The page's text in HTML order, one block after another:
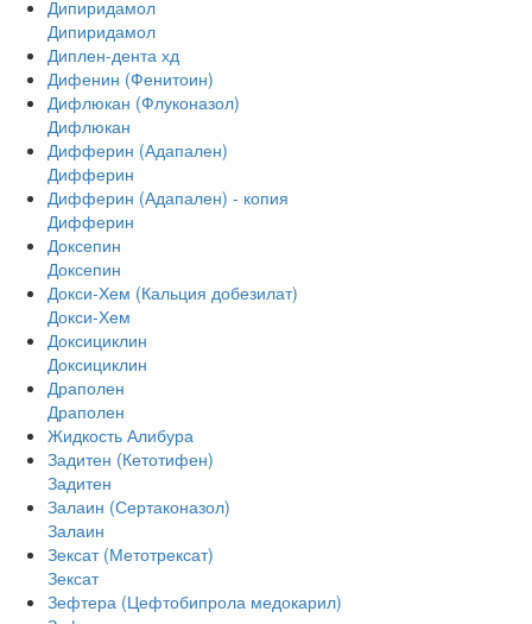
Дипиридамол
Дипиридамол
Диплен-дента хд
Дифенин (Фенитоин)
Дифлюкан (Флуконазол)
Дифлюкан
Дифферин (Адапален)
Дифферин
Дифферин (Адапален) - копия
Дифферин
Доксепин
Доксепин
Докси-Хем (Кальция добезилат)
Докси-Хем
Доксициклин
Доксициклин
Драполен
Драполен
Жидкость Алибура
Задитен (Кетотифен)
Задитен
Залаин (Сертаконазол)
Залаин
Зексат (Метотрексат)
Зексат
Зефтера (Цефтобипрола медокарил)